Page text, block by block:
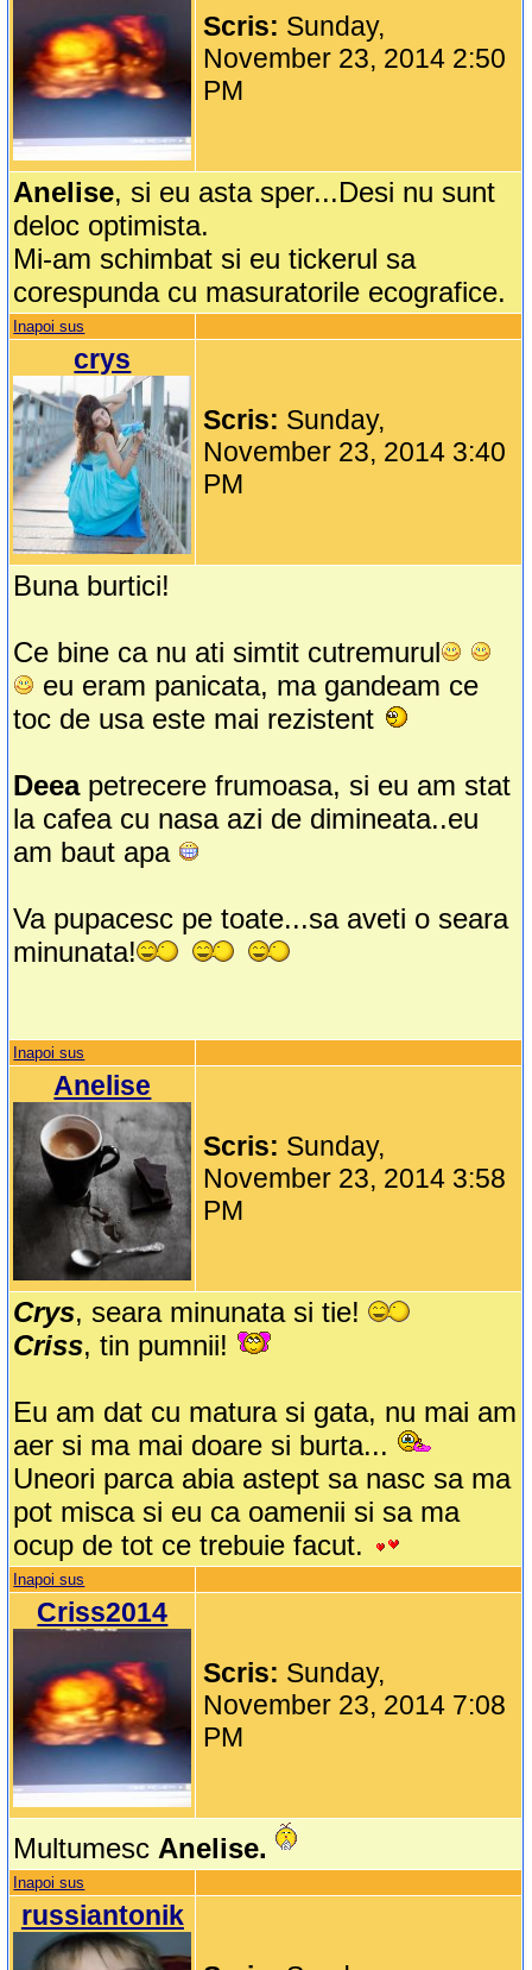
Scris: Sunday,
November 23, 2014 2:50
PM
Anelise, si eu asta sper...Desi nu sunt
deloc optimista.
Mi-am schimbat si eu tickerul sa
corespunda cu masuratorile ecografice.
Inapoi sus
crys
Scris: Sunday,
November 23, 2014 3:40
PM
Buna burtici!
Ce bine ca nu ati simtit cutremurul
eu eram panicata, ma gandeam ce
toc de usa este mai rezistent
Deeapetrecere frumoasa, si eu am stat
la cafea cu nasa azi de dimineata..eu
am baut apa
Va pupacesc pe toate...sa aveti o seara
minunata!
Inapoi sus
Anelise
Scris: Sunday,
November 23, 2014 3:58
PM
Crys, seara minunata si tie!
Criss, tin pumnii!
Eu am dat cu matura si gata, nu mai am
aer si ma mai doare si burta...
Uneori parca abia astept sa nasc sa ma
pot misca si eu ca oamenii si sa ma
ocup de tot ce trebuie facut.
Inapoi sus
Criss2014
Scris: Sunday,
November 23, 2014 7:08
PM
Multumesc Anelise.
Inapoi sus
russiantonik